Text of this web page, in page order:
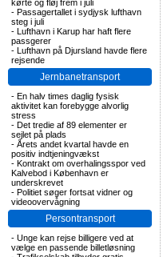
kørte og fløj frem i juli
- Passagertallet i sydjysk lufthavn
steg i juli
- Lufthavn i Karup har haft flere
passgerer
- Lufthavn på Djursland havde flere
rejsende
Jernbanetransport
- En halv times daglig fysisk
aktivitet kan forebygge alvorlig
stress
- Det tredie af 89 elementer er
sejlet på plads
- Årets andet kvartal havde en
positiv indtjeningvækst
- Kontrakt om overhalingsspor ved
Kalvebod i København er
underskrevet
- Politiet søger fortsat vidner og
videoovervågning
Persontransport
- Unge kan rejse billigere ved at
vælge en passende billetløsning